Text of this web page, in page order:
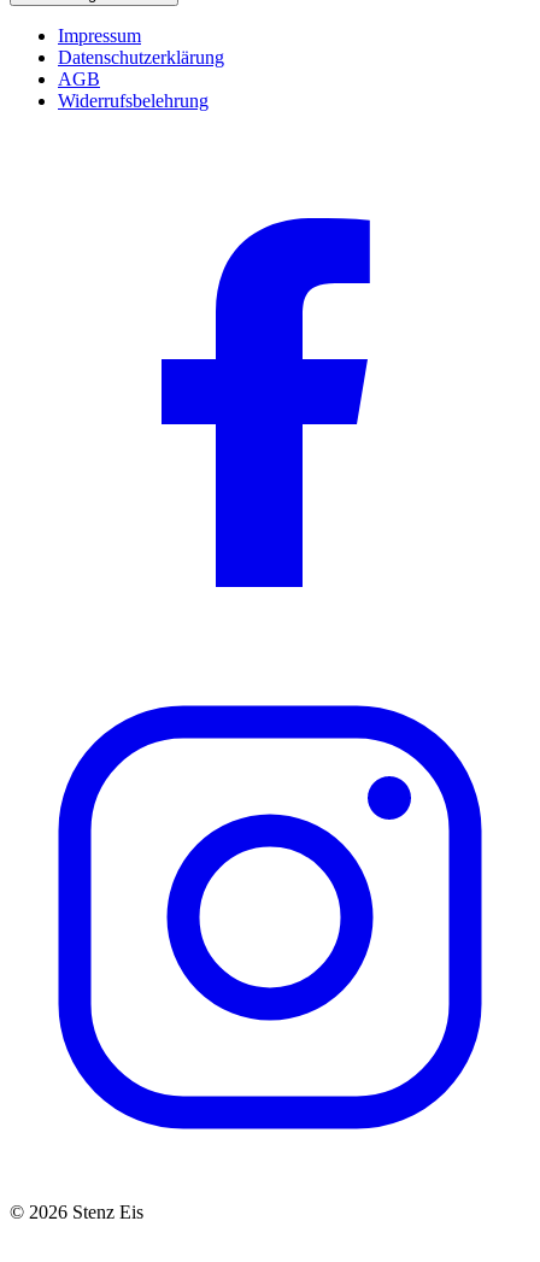
Impressum
Datenschutzerklärung
AGB
Widerrufsbelehrung
© 2026 Stenz Eis